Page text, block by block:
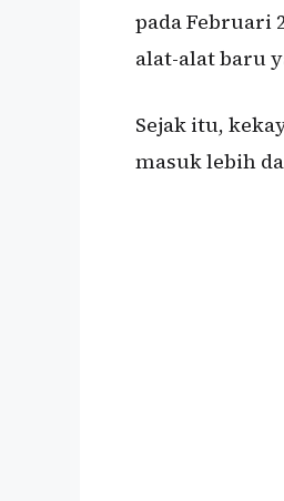
pada Februari
alat-alat baru
Sejak itu,
masuk lebih